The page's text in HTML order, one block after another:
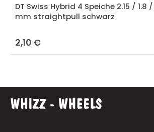
DT Swiss Hybrid 4 Speiche 2.15 / 1.8
mm straightpull schwarz
Regulärer Preis:
2,10 €